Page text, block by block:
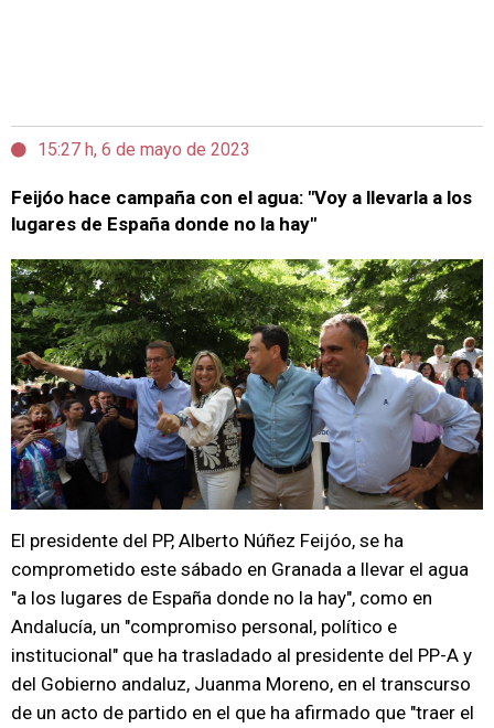
15:27 h, 6 de mayo de 2023
Feijóo hace campaña con el agua: "Voy a llevarla a los
lugares de España donde no la hay"
El presidente del PP, Alberto Núñez Feijóo, se ha
comprometido este sábado en Granada a llevar el agua
"a los lugares de España donde no la hay", como en
Andalucía, un "compromiso personal, político e
institucional" que ha trasladado al presidente del PP-A y
del Gobierno andaluz, Juanma Moreno, en el transcurso
de un acto de partido en el que ha afirmado que "traer el